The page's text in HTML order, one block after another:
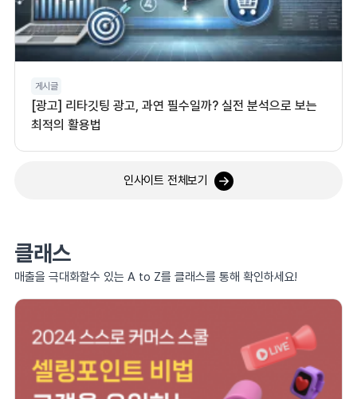
게시글
[광고] 리타깃팅 광고, 과연 필수일까? 실전 분석으로 보는
최적의 활용법
인사이트 전체보기
클래스
매출을 극대화할수 있는 A to Z를 클래스를 통해 확인하세요!